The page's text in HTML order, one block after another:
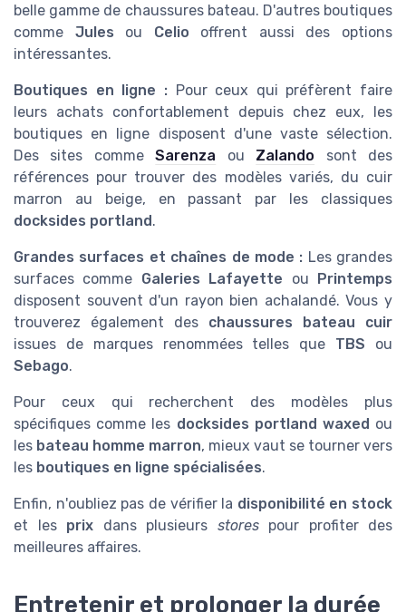
belle gamme de chaussures bateau. D'autres boutiques
comme Jules ou Celio offrent aussi des options
intéressantes.
Boutiques en ligne :Pour ceux qui préfèrent faire
leurs achats confortablement depuis chez eux, les
boutiques en ligne disposent d'une vaste sélection.
Des sites commeSarenza ou Zalando sont des
références pour trouver des modèles variés, du cuir
marron au beige, en passant par les classiques
docksides portland.
Grandes surfaces et chaînes de mode : Les grandes
surfaces comme Galeries Lafayette ou Printemps
disposent souvent d'un rayon bien achalandé. Vous y
trouverez également des chaussures bateau cuir
issues de marques renommées telles que TBS ou
Sebago.
Pour ceux qui recherchent des modèles plus
spécifiques comme les docksides portland waxed ou
les bateau homme marron, mieux vaut se tourner vers
les boutiques en ligne spécialisées.
Enfin, n'oubliez pas de vérifier la disponibilité en stock
et les prix dans plusieurs storespour profiter des
meilleures affaires.
Entretenir et prolonger la durée